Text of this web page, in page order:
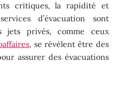
critiques, la rapidité et
d’évacuation sont
jets privés, comme ceux
, se révèlent être des
assurer des évacuations